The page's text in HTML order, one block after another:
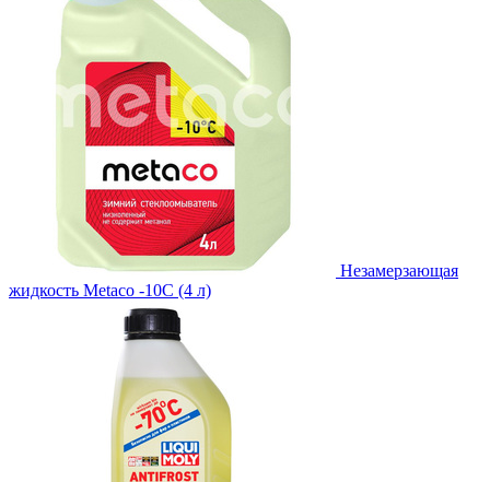
Незамерзающая
жидкость Metaco -10C (4 л)